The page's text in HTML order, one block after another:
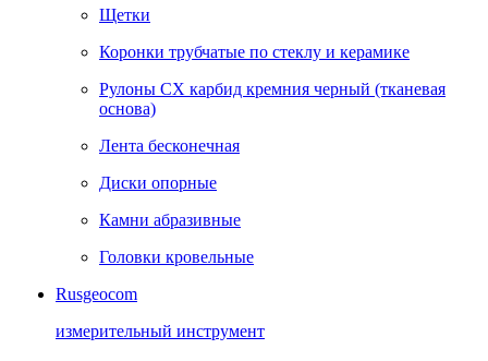
Щетки
Коронки трубчатые по стеклу и керамике
Рулоны CX карбид кремния черный (тканевая
основа)
Лента бесконечная
Диски опорные
Камни абразивные
Головки кровельные
Rusgeocom
измерительный инструмент